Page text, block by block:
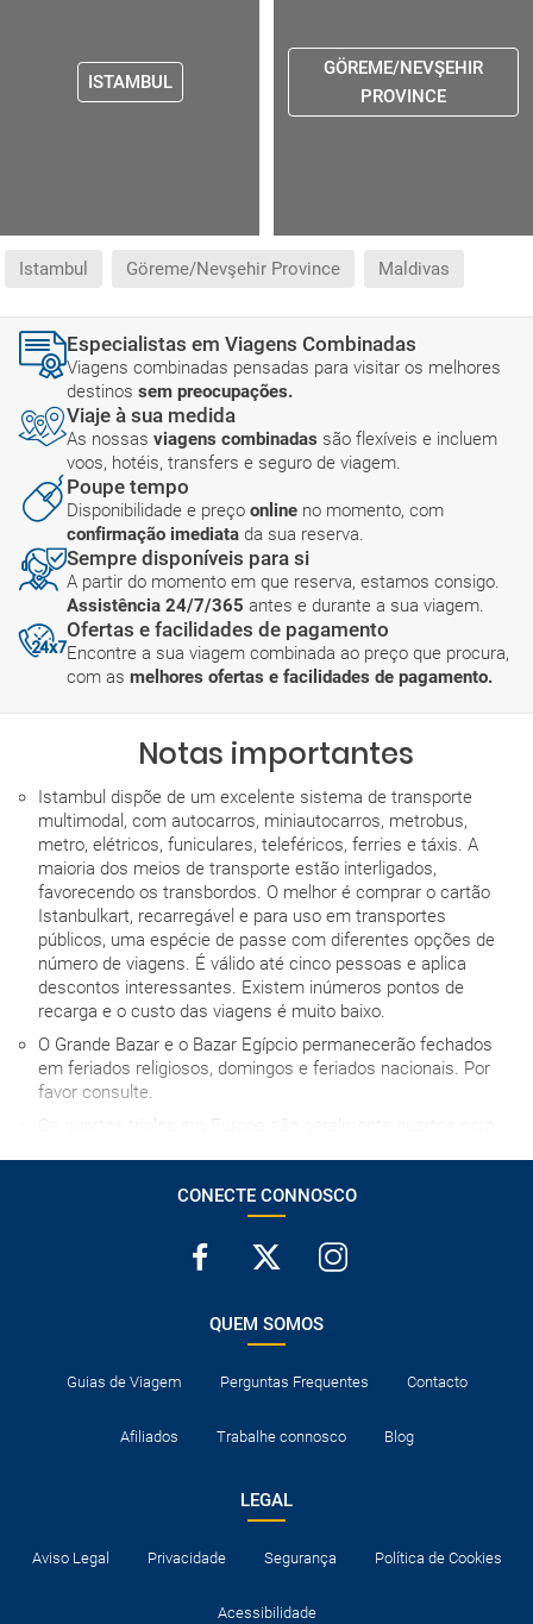
ISTAMBUL
GÖREME/NEVŞEHIR
PROVINCE
Istambul Göreme/Nevşehir Province Maldivas
Especialistas em Viagens Combinadas
Viagens combinadas pensadas para visitar os melhores
destinos sem preocupações.
Viaje à sua medida
As nossas viagens combinadas são flexíveis e incluem
voos, hotéis, transfers e seguro de viagem.
Poupe tempo
Disponibilidade e preço online no momento, com
confirmação imediata da sua reserva.
Sempre disponíveis para si
A partir do momento em que reserva, estamos consigo.
Assistência 24/7/365 antes e durante a sua viagem.
Ofertas e facilidades de pagamento
Encontre a sua viagem combinada ao preço que procura,
com as melhores ofertas e facilidades de pagamento.
Notas importantes
Istambul dispõe de um excelente sistema de transporte
multimodal, com autocarros, miniautocarros, metrobus,
metro, elétricos, funiculares, teleféricos, ferries e táxis. A
maioria dos meios de transporte estão interligados,
favorecendo os transbordos. O melhor é comprar o cartão
Istanbulkart, recarregável e para uso em transportes
públicos, uma espécie de passe com diferentes opções de
número de viagens. É válido até cinco pessoas e aplica
descontos interessantes. Existem inúmeros pontos de
recarga e o custo das viagens é muito baixo.
O Grande Bazar e o Bazar Egípcio permanecerão fechados
em feriados religiosos, domingos e feriados nacionais. Por
favor consulte.
Os quartos triplos em Europa são geralmente quartos com
inconvenientes que isso implica, por essa razão,
desaconselhamos o seu uso na medida do possível.
A hora de entrada no hotel no dia da chegada depende de
cada estabelecimento, mas em caso algum será antes das
Dependendo do voo de regresso, a duração da viagem
Os quartos triplos em Ásia são geralmente quartos com
instala uma cama extra para a terceira pessoa, com os
O cartão de crédito é considerado uma garantia, pelo que,
hotéis.
Normalmente os hotéis dispõem de berços para bebés.
CONECTE CONNOSCO
QUEM SOMOS
Guias de Viagem Perguntas Frequentes Contacto
Afiliados Trabalhe connosco Blog
LEGAL
Aviso Legal Privacidade Segurança Política de Cookies
Acessibilidade